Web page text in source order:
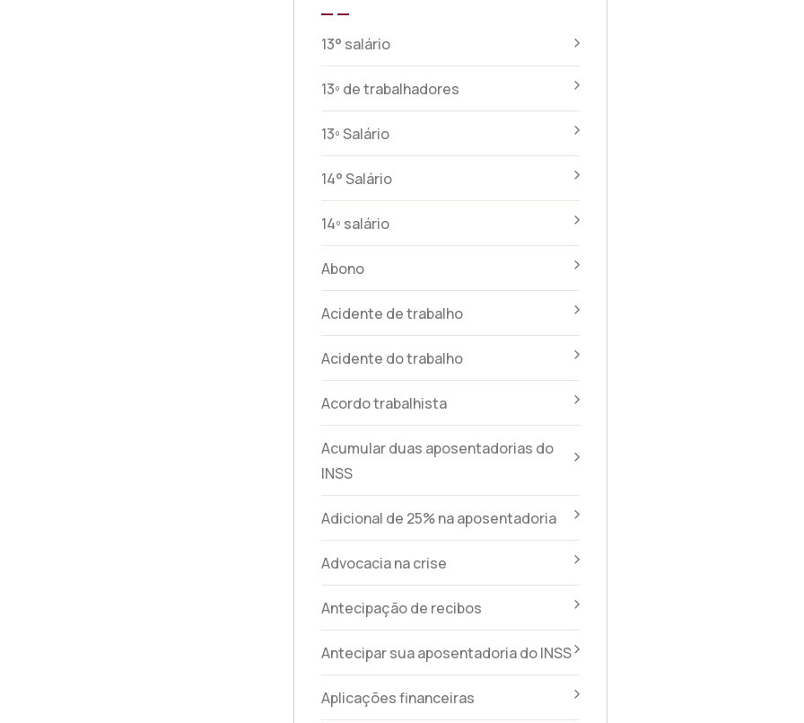
13° salário
13º de trabalhadores
13º Salário
14° Salário
14º salário
Abono
Acidente de trabalho
Acidente do trabalho
Acordo trabalhista
Acumular duas aposentadorias do
INSS
Adicional de 25% na aposentadoria
Advocacia na crise
Antecipação de recibos
Antecipar sua aposentadoria do INSS
Aplicações financeiras